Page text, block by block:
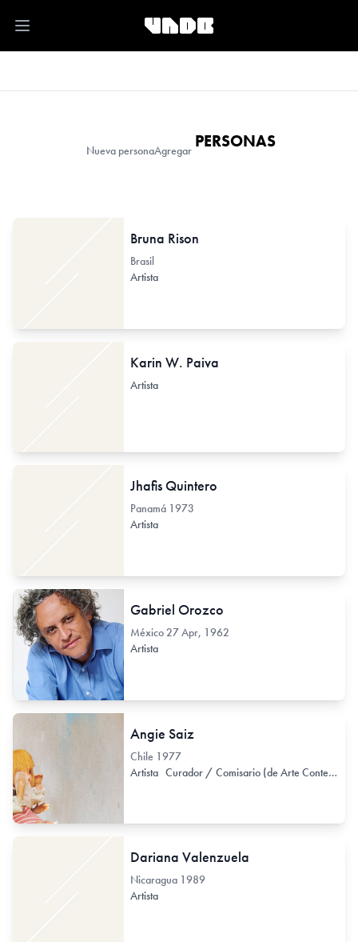
Open main menu
Nueva personaAgregar PERSONAS
Bruna Rison
Brasil
Artista
Karin W. Paiva
Artista
Jhafis Quintero
Panamá 1973
Artista
Gabriel Orozco
México27 Apr, 1962
Artista
Angie Saiz
Chile 1977
Artista Curador / Comisario (de Arte Contemporáneo)
Dariana Valenzuela
Nicaragua 1989
Artista